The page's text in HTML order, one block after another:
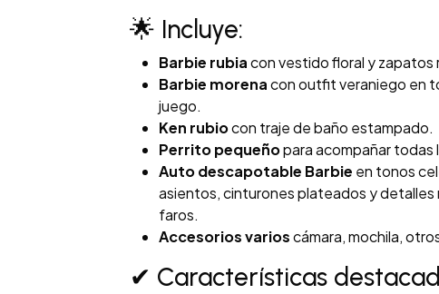
🌟 Incluye:
Barbie rubiacon vestido floral y zapatos
Barbie morenacon outfit veraniego en
juego.
Ken rubiocon traje de baño estampado.
Perrito pequeñopara acompañar todas
Auto descapotable Barbie en tonos
asientos, cinturones plateados y detalles
faros.
Accesorios varioscámara, mochila,
✔ Características